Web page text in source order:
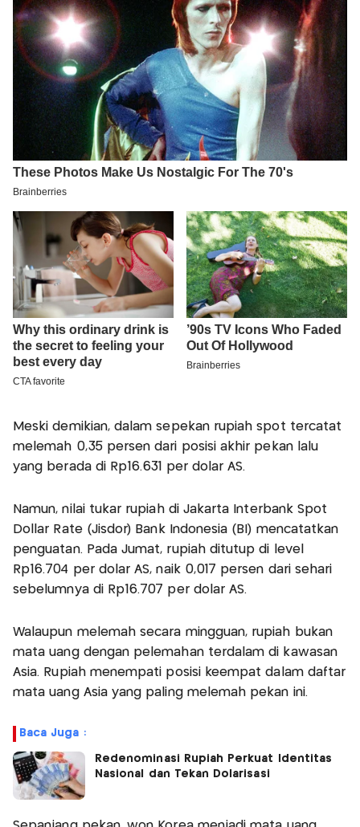
Meski demikian, dalam sepekan rupiah spot tercatat
melemah 0,35 persen dari posisi akhir pekan lalu
yang berada di Rp16.631 per dolar AS.
Namun, nilai tukar rupiah di Jakarta Interbank Spot
Dollar Rate (Jisdor) Bank Indonesia (BI) mencatatkan
penguatan. Pada Jumat, rupiah ditutup di level
Rp16.704 per dolar AS, naik 0,017 persen dari sehari
sebelumnya di Rp16.707 per dolar AS.
Walaupun melemah secara mingguan, rupiah bukan
mata uang dengan pelemahan terdalam di kawasan
Asia. Rupiah menempati posisi keempat dalam daftar
mata uang Asia yang paling melemah pekan ini.
Baca Juga :
Redenominasi Rupiah Perkuat Identitas
Nasional dan Tekan Dolarisasi